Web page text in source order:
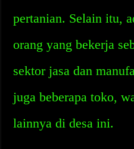
pertanian. Selain itu,
orang yang bekerja
sektor jasa dan
juga beberapa toko,
lainnya di desa ini.